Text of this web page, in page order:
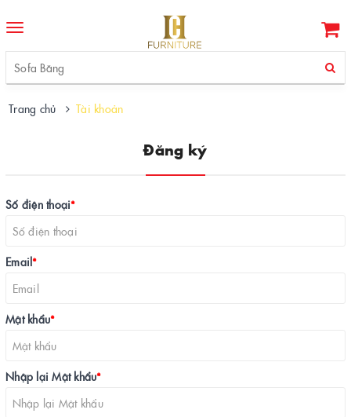
Toggle
Trang chủ Tài khoản
Đăng ký
Số điện thoại*
Email*
Mật khẩu*
Nhập lại Mật khẩu*